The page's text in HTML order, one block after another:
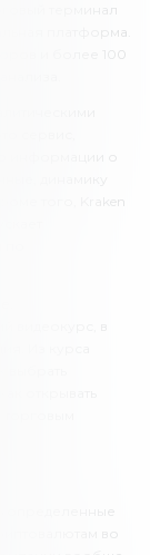
терминал
платформа.
и более 100
сервис,
информации о
динамику
того, Kraken
видеокурс, в
Из курса
открывать
определенные
во